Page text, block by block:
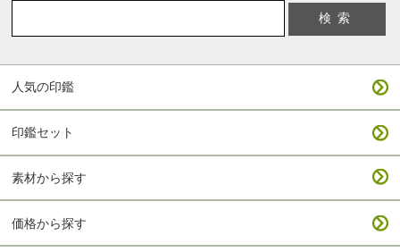
人気の印鑑
印鑑セット
素材から探す
価格から探す